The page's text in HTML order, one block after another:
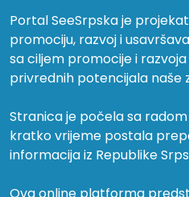
Portal SeeSrpska je
promociju, razvoj i
sa ciljem promocije i
privrednih potencijala naše
Stranica je počela sa radom
kratko vrijeme postala
informacija iz Republike
Ova online platforma